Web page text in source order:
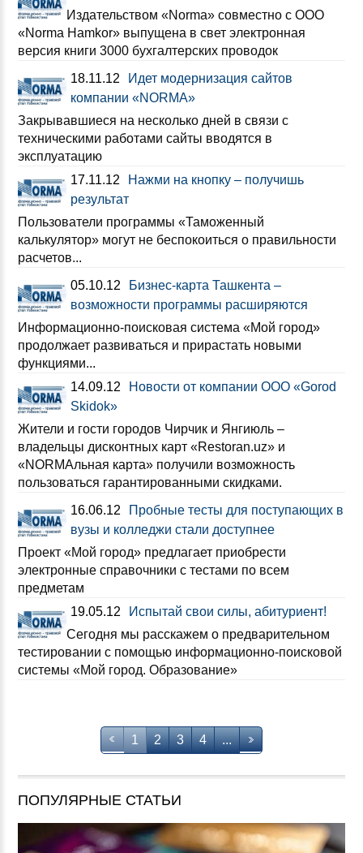
Издательством «Norma» совместно с ООО
«Norma Hamkor» выпущена в свет электронная
версия книги 3000 бухгалтерских проводок
18.11.12
Идет модернизация сайтов
компании «NORMA»
Закрывавшиеся на несколько дней в связи с
техническими работами сайты вводятся в
эксплуатацию
17.11.12
Нажми на кнопку – получишь
результат
Пользователи программы «Таможенный
калькулятор» могут не беспокоиться о правильности
расчетов...
05.10.12
Бизнес-карта Ташкента –
возможности программы расширяются
Информационно-поисковая система «Мой город»
продолжает развиваться и прирастать новыми
функциями...
14.09.12
Новости от компании ООО «Gorod
Skidok»
Жители и гости городов Чирчик и Янгиюль –
владельцы дисконтных карт «Restoran.uz» и
«NORMAльная карта» получили возможность
пользоваться гарантированными скидками.
16.06.12
Пробные тесты для поступающих в
вузы и колледжи стали доступнее
Проект «Мой город» предлагает приобрести
электронные справочники с тестами по всем
предметам
19.05.12
Испытай свои силы, абитуриент!
Сегодня мы расскажем о предварительном
тестировании с помощью информационно-поисковой
системы «Мой город. Образование»
1 2 3 4 ...
ПОПУЛЯРНЫЕ СТАТЬИ